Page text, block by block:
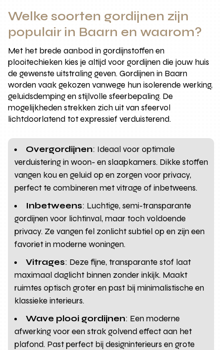
Welke soorten gordijnen zijn
populair in Baarn en waarom?
Met het brede aanbod in gordijnstoffen en
plooitechieken kies je altijd voor gordijnen die jouw huis
de gewenste uitstraling geven. Gordijnen in Baarn
worden vaak gekozen vanwege hun isolerende werking,
geluidsdemping en stijlvolle sfeerbepaling. De
mogelijkheden strekken zich uit van sfeervol
lichtdoorlatend tot expressief verduisterend.
Overgordijnen: Ideaal voor optimale
verduistering in woon- en slaapkamers. Dikke stoffen
vangen kou en geluid op en zorgen voor privacy,
perfect te combineren met vitrage of inbetweens.
Inbetweens: Luchtige, semi-transparante
gordijnen voor lichtinval, maar toch voldoende
privacy. Ze vangen fel zonlicht subtiel op en zijn een
favoriet in moderne woningen.
Vitrages: Deze fijne, transparante stof laat
maximaal daglicht binnen zonder inkijk. Maakt
ruimtes optisch groter en past bij minimalistische en
klassieke interieurs.
Wave plooi gordijnen: Een moderne
afwerking voor een strak golvend effect aan het
plafond. Past perfect bij designinterieurs en grote